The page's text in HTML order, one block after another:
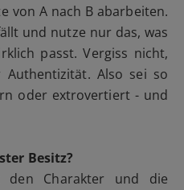
von A nach B abarbeiten.
und nutze nur das, was
passt. Vergiss nicht,
Also sei so
oder extrovertiert - und
Besitz?
den Charakter und die